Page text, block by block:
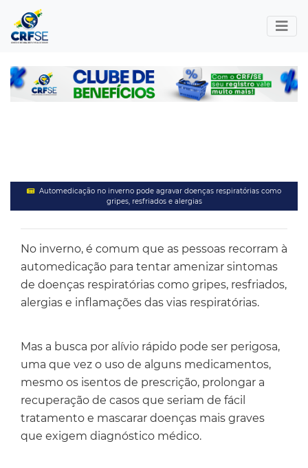
Automedicação no inverno pode agravar doenças respiratórias como
gripes, resfriados e alergias
No inverno, é comum que as pessoas recorram à
automedicação para tentar amenizar sintomas
de doenças respiratórias como gripes, resfriados,
alergias e inflamações das vias respiratórias.
Mas a busca por alívio rápido pode ser perigosa,
uma que vez o uso de alguns medicamentos,
mesmo os isentos de prescrição, prolongar a
recuperação de casos que seriam de fácil
tratamento e mascarar doenças mais graves
que exigem diagnóstico médico.